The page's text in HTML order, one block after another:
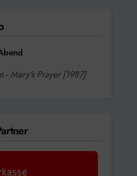
- Mary's Prayer [1987]